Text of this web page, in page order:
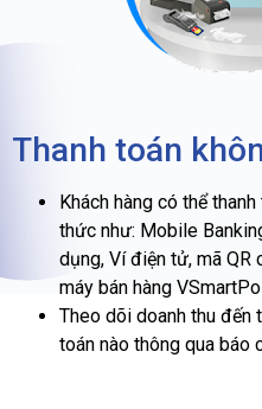
Thanh toán
Khách hàng có thể
thức như: Mobile
dụng, Ví điện tử, mã QR
máy bán hàng
Theo dõi doanh thu đến
toán nào thông qua báo